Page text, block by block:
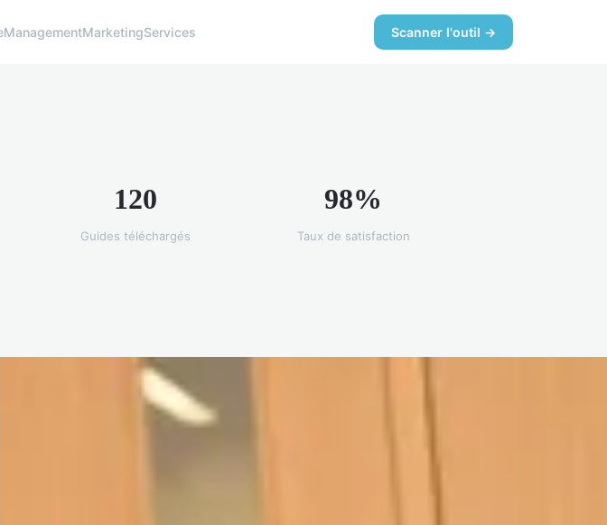
ManagementMarketingServices Scanner l'outil →
120
Guides téléchargés
98%
Taux de satisfaction